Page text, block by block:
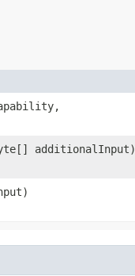
additionalInput)